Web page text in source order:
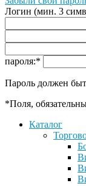
Логин (мин. 3
пароля:*
Пароль должен
*Поля,
Каталог